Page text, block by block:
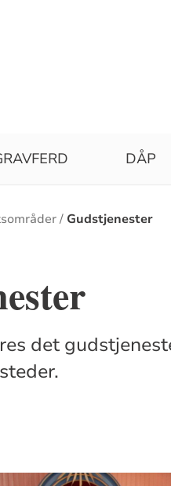
DÅP
Gudstjenester
det